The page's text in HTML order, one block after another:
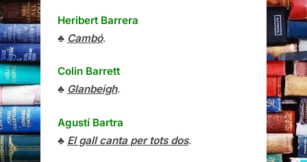
Heribert Barrera
♣ Cambó.
Colin Barrett
♣ Glanbeigh.
Agustí Bartra
♣ El gall canta per tots dos.